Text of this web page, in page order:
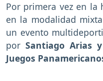
Por primera vez en la
en la modalidad
un evento
porSantiago Arias
Juegos